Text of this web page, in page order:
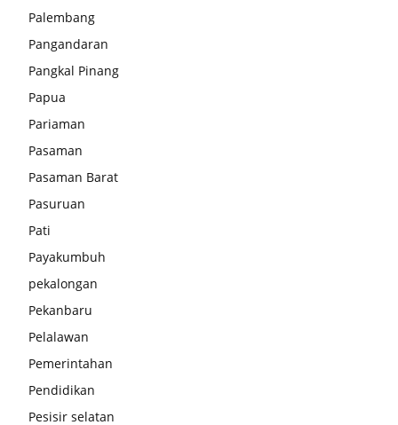
Palembang
Pangandaran
Pangkal Pinang
Papua
Pariaman
Pasaman
Pasaman Barat
Pasuruan
Pati
Payakumbuh
pekalongan
Pekanbaru
Pelalawan
Pemerintahan
Pendidikan
Pesisir selatan